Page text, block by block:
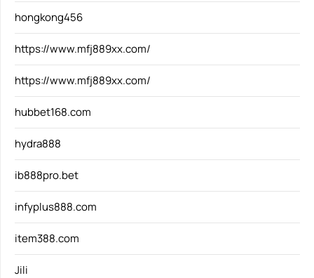
hongkong456
https://www.mfj889xx.com/
https://www.mfj889xx.com/
hubbet168.com
hydra888
ib888pro.bet
infyplus888.com
item388.com
Jili